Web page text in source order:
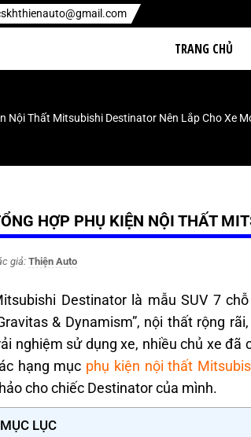
TRANG CHỦ
Nội Thất Mitsubishi Destinator Nên Lắp Cho Xe
HỢP PHỤ KIỆN NỘI THẤT
giả:Thiện Auto
Destinator là mẫu SUV 7
& Dynamism”, nội thất rộng
nghiệm sử dụng xe, nhiều chủ xe đã
hạng mục phụ kiện nội thất
cho chiếc Destinator của mình.
MỤC LỤC